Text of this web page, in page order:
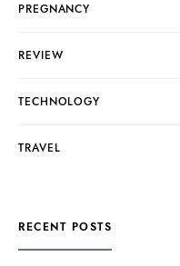
PREGNANCY
REVIEW
TECHNOLOGY
TRAVEL
RECENT POSTS